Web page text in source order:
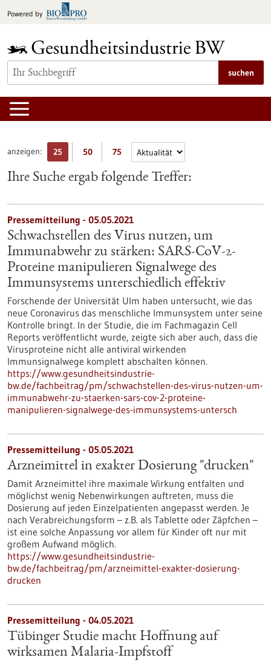
Inhalt
Powered by
suchen
anzeigen: 25 50 75
Ihre Suche ergab folgende Treffer:
Pressemitteilung - 05.05.2021
Schwachstellen des Virus nutzen, um
Immunabwehr zu stärken: SARS-CoV-2-
Proteine manipulieren Signalwege des
Immunsystems unterschiedlich effektiv
Forschende der Universität Ulm haben untersucht, wie das
neue Coronavirus das menschliche Immunsystem unter seine
Kontrolle bringt. In der Studie, die im Fachmagazin Cell
Reports veröffentlicht wurde, zeigte sich aber auch, dass die
Virusproteine nicht alle antiviral wirkenden
Immunsignalwege komplett abschalten können.
https://www.gesundheitsindustrie-
bw.de/fachbeitrag/pm/schwachstellen-des-virus-nutzen-um-
immunabwehr-zu-staerken-sars-cov-2-proteine-
manipulieren-signalwege-des-immunsystems-untersch
Pressemitteilung - 05.05.2021
Arzneimittel in exakter Dosierung "drucken"
Damit Arzneimittel ihre maximale Wirkung entfalten und
möglichst wenig Nebenwirkungen auftreten, muss die
Dosierung auf jeden Einzelpatienten angepasst werden. Je
nach Verabreichungsform – z.B. als Tablette oder Zäpfchen –
ist eine solche Anpassung vor allem für Kinder oft nur mit
großem Aufwand möglich.
https://www.gesundheitsindustrie-
bw.de/fachbeitrag/pm/arzneimittel-exakter-dosierung-
drucken
Pressemitteilung - 04.05.2021
Tübinger Studie macht Hoffnung auf
wirksamen Malaria-Impfstoff